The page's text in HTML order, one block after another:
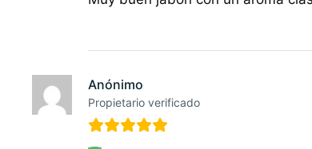
Anónimo
Propietario verificado